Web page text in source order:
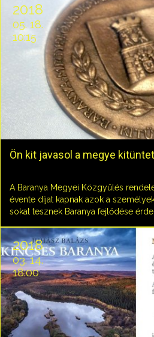
Ön kit javasol a megye
2018
05. 18.
10:15
A Baranya Megyei Közgyűlés
évente díjat kapnak azok a
sokat tesznek Baranya fejlődése
2018
03. 14.
18:00